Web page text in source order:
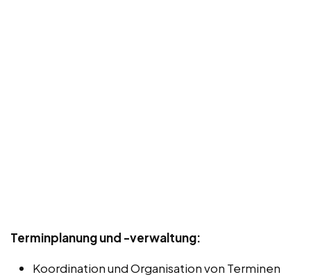
Terminplanung und -verwaltung:
Koordination und Organisation von Terminen